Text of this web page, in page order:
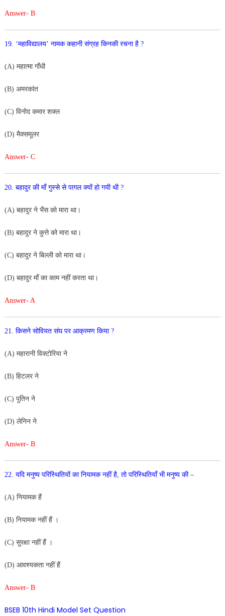
Answer- B
19. ‘महाविद्यालय’ नामक कहानी संग्रह किनकी रचना है ?
(A) महात्मा गाँधी
(B) अमरकांत
(C) विनोद कमार शक्ल
(D) मैक्समूलर
Answer- C
20. बहादुर की माँ गुस्से से पागल क्यों हो गयी थी ?
(A) बहादुर ने भैंस को मारा था।
(B) बहादुर ने कुत्ते को मारा था।
(C) बहादुर ने बिल्ली को मारा था।
(D) बहादुर माँ का काम नहीं करता था।
Answer- A
21. किसने सोवियत संघ पर आक्रमण किया ?
(A) महारानी विक्टोरिया ने
(B) हिटलर ने
(C) पुतिन ने
(D) लेनिन ने
Answer- B
22. यदि मनुष्य परिस्थितियों का नियामक नहीं है, तो परिस्थितियाँ भी मनुष्य की –
(A) नियामक हैं
(B) नियामक नहीं हैं ।
(C) सुरक्षा नहीं हैं ।
(D) आवश्यकता नहीं हैं
Answer- B
BSEB 10th Hindi Model Set Question